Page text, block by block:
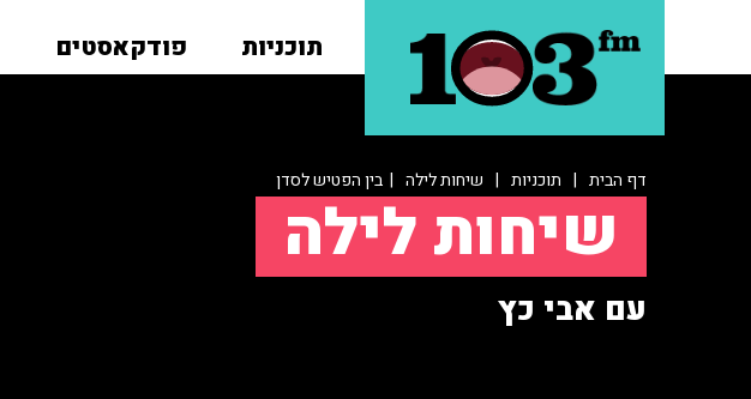
תוכניות פודקאסטים
דף הבית | תוכניות | שיחות לילה | בין הפטיש לסדן
שיחות לילה
עם אבי כץ